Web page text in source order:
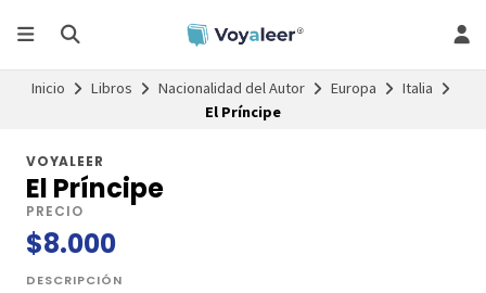
Inicio Libros Nacionalidad del Autor Europa
Italia
El Príncipe
VOYALEER
El Príncipe
PRECIO
$8.000
DESCRIPCIÓN